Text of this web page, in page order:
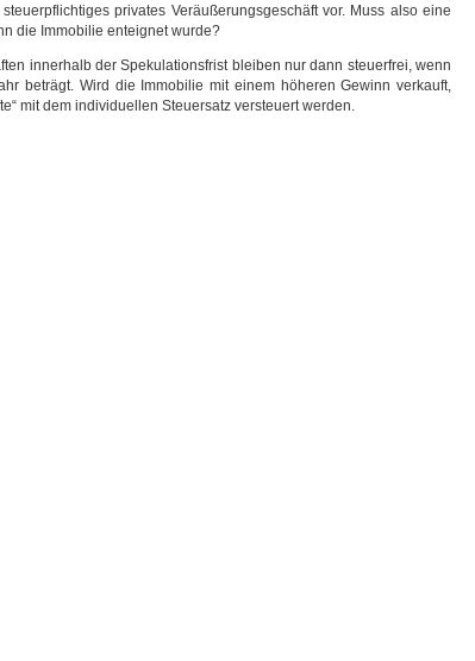
privates Veräußerungsgeschäft vor. Muss also eine
die Immobilie enteignet wurde?
innerhalb der Spekulationsfrist bleiben nur dann steuerfrei, wenn
beträgt. Wird die Immobilie mit einem höheren Gewinn verkauft,
mit dem individuellen Steuersatz versteuert werden.